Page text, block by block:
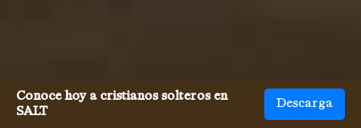
Conoce hoy a cristianos solteros en
SALT
Descarga